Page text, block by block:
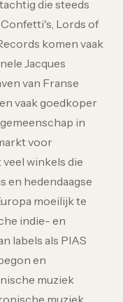
die steeds
Lords of
komen vaak
Jacques
van Franse
vaak goedkoper
in
voor
winkels die
en hedendaagse
moeilijk te
indie- en
labels als PIAS
en
muziek
muziek